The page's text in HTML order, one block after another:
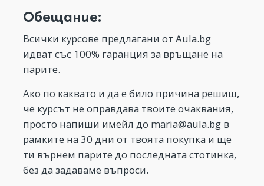
Обещание:
Всички курсове предлагани от Aula.bg
идват със 100% гаранция за връщане на
парите.
Ако по каквато и да е било причина решиш,
че курсът не оправдава твоите очаквания,
просто напиши имейл до maria@aula.bg в
рамките на 30 дни от твоята покупка и ще
ти върнем парите до последната стотинка,
без да задаваме въпроси.